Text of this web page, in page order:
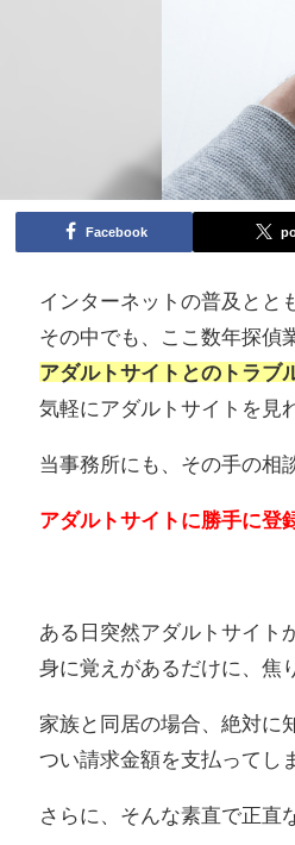
Facebook
インターネットの普及とと
その中でも、ここ数年探偵
アダルトサイトとのトラブ
気軽にアダルトサイトを見
当事務所にも、その手の相
アダルトサイトに勝手に登
ある日突然アダルトサイト
身に覚えがあるだけに、焦
家族と同居の場合、絶対に
つい請求金額を支払ってし
さらに、そんな素直で正直